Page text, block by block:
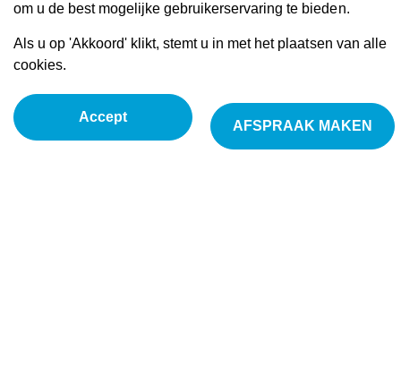
Uw Woonplaats
Wat is uw klacht?
om u de best mogelijke gebruikerservaring te bieden.
Als u op 'Akkoord' klikt, stemt u in met het plaatsen van alle
cookies.
Accept
AFSPRAAK MAKEN